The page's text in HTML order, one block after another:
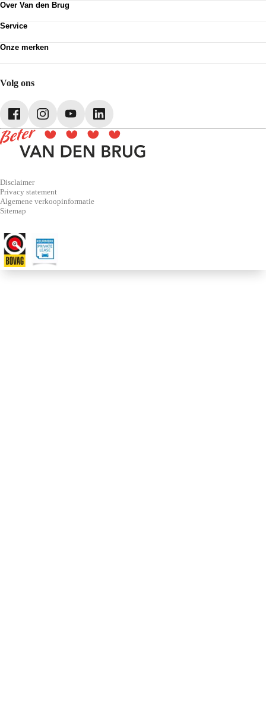
Vestigingen
Van den Brug account
Over Van den Brug
Over Van den Brug
Partnerships
Service
Pechhulp
Onze merken
SEAT
Škoda
Volkswagen Bedrijfswagens
Volg ons
Disclaimer
Privacy statement
Algemene verkoopinformatie
Sitemap